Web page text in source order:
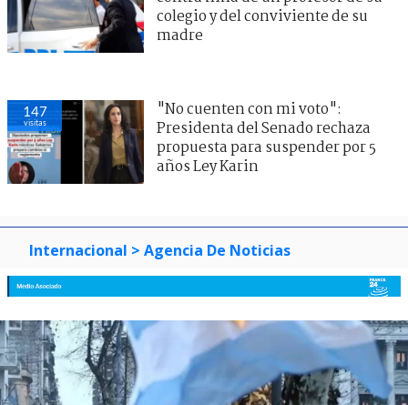
colegio y del conviviente de su
madre
147
visitas
"No cuenten con mi voto":
Presidenta del Senado rechaza
propuesta para suspender por 5
años Ley Karin
Internacional > Agencia De Noticias